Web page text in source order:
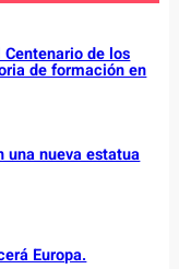
de los
de formación en
una nueva estatua
Europa.